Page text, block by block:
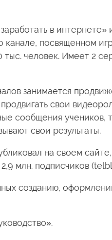
в
канале, посвященном
человек. Имеет 2
занимается
свои
сообщения учеников,
свои результаты.
на своем
млн. подписчиков
созданию,